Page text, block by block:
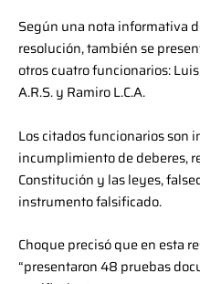
Según una nota informativa
resolución, también se
otros cuatro funcionarios: Luis
A.R.S. y Ramiro L.C.A.
Los citados funcionarios son
incumplimiento de deberes,
Constitución y las leyes,
instrumento falsificado.
Choque precisó que en esta
“presentaron 48 pruebas